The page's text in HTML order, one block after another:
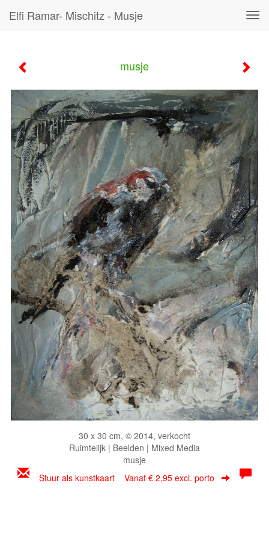
Elfi Ramar- Mischitz - Musje
musje
30 x 30 cm, © 2014, verkocht
Ruimtelijk | Beelden | Mixed Media
musje
Stuur als kunstkaart Vanaf € 2,95 excl. porto